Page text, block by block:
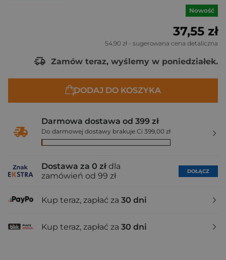
Nowość
37,55 zł
54,90 zł - sugerowana cena detaliczna
Zamów teraz, wyślemy w poniedziałek.
DODAJ DO KOSZYKA
Darmowa dostawa od 399 zł
Do darmowej dostawy brakuje Ci 399,00 zł
Dostawa za 0 zł dla
zamówień od 99 zł
DOŁĄCZ
Kup teraz, zapłać za 30 dni
Kup teraz, zapłać za 30 dni